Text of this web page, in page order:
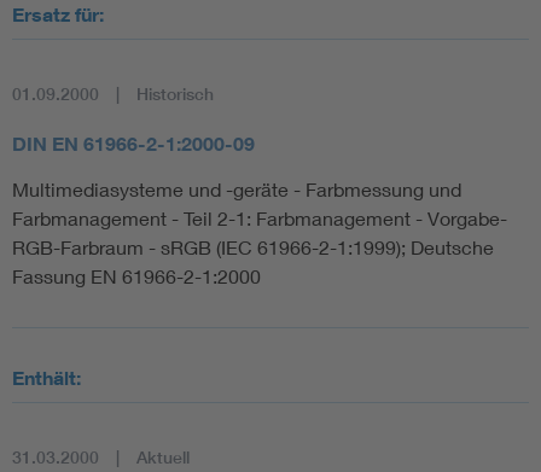
DIN VDE 0100 für sichere Elektroinstallationen
Elektrofachkraft (EFK)
Ersatz für:
01.09.2000 Historisch
DIN EN 61966-2-1:2000-09
Multimediasysteme und -geräte - Farbmessung und
Farbmanagement - Teil 2-1: Farbmanagement - Vorgabe-
RGB-Farbraum - sRGB (IEC 61966-2-1:1999); Deutsche
Fassung EN 61966-2-1:2000
Enthält:
31.03.2000 Aktuell